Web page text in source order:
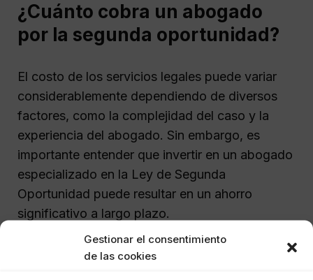
Gestionar el consentimiento
de las cookies
¿Cuánto cobra un abogado
por la segunda oportunidad?
El costo de los servicios legales puede variar
considerablemente dependiendo de diversos
factores, como la complejidad del caso y la
experiencia del abogado. Sin embargo, es
importante entender que invertir en un abogado
especializado en la Ley de Segunda
Oportunidad puede resultar en un ahorro
significativo a largo plazo.
Por lo general, los honorarios pueden